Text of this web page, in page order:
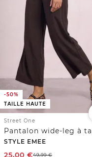
-50%
TAILLE HAUTE
Street One
STYLE EMEE
25,00 €49,99€